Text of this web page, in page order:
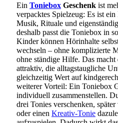
Ein Toniebox Geschenk ist
verpacktes Spielzeug: Es ist
Musik, Rituale und
deshalb passt die Toniebox in
Kinder können Hörinhalte
wechseln – ohne komplizierte
ohne ständige Hilfe. Das
attraktiv, die alltagstaugliche
gleichzeitig Wert auf
weiterer Vorteil: Ein Toniebox
individuell zusammenstellen.
drei Tonies verschenken,
oder einen Kreativ-Tonie